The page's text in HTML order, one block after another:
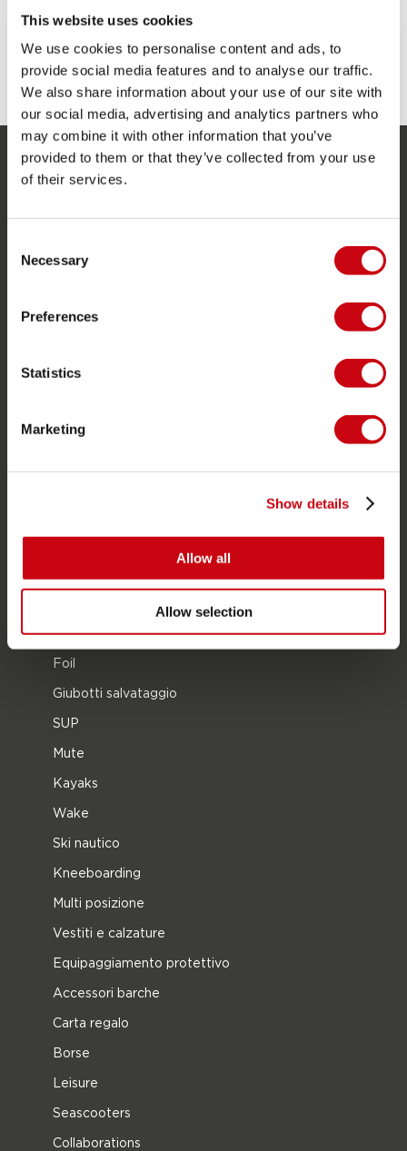
This website uses cookies
We use cookies to personalise content and ads, to
provide social media features and to analyse our traffic.
We also share information about your use of our site with
our social media, advertising and analytics partners who
may combine it with other information that you’ve
provided to them or that they’ve collected from your use
of their services.
Selection
Necessary
Preferences
Statistics
Marketing
Show details
Allow all
Allow selection
Whatsapp
Risposta entro 30 minuti nei giorni lavorativi
SERVIZIO
Localizzatore di rivenditori
JOBE SPORTS
Proposito di Jobe
CATEGORIE DI PRODOTTO
Trainabili
Foil
Giubotti salvataggio
SUP
Mute
Kayaks
Wake
Ski nautico
Kneeboarding
Multi posizione
Vestiti e calzature
Equipaggiamento protettivo
Accessori barche
Carta regalo
Borse
Leisure
Seascooters
Collaborations